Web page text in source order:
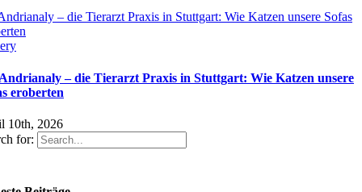
– die Tierarzt Praxis in Stuttgart: Wie Katzen unsere Sofas
– die Tierarzt Praxis in Stuttgart: Wie Katzen unsere
eroberten
10th, 2026
for: